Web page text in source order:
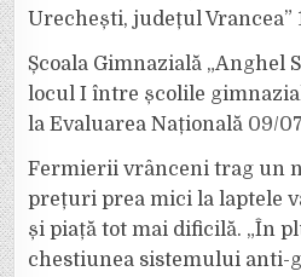
Urechești, județul Vrancea”
Școala Gimnazială „Anghel
locul I între școlile
la Evaluarea Națională 09/
Fermierii vrânceni trag un
prețuri prea mici la laptele
și piață tot mai dificilă. „În
chestiunea sistemului anti-